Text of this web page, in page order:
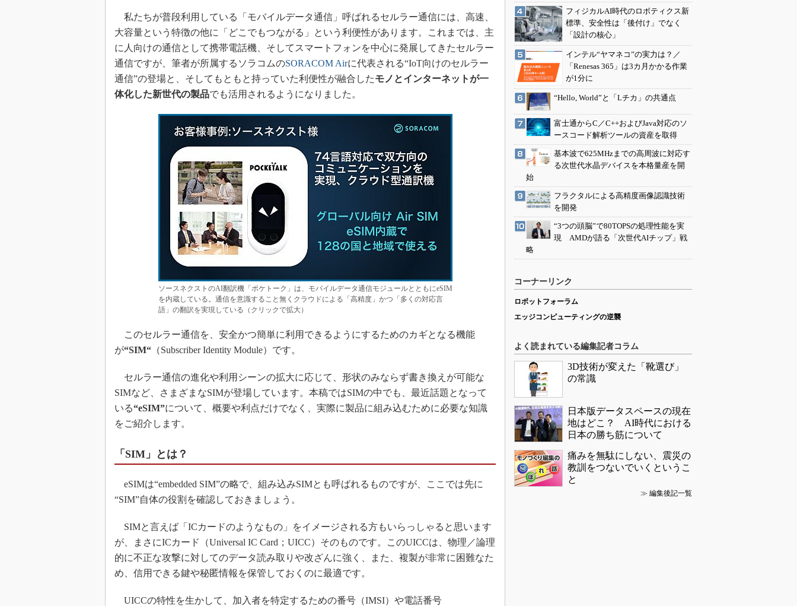
S＆OP
インダストリー4.0
イノベーション
製造業ビッグデータ
メイドインジャパン
植物工場
知財マネジメント
海外生産
グローバル設計・開発
私たちが普段利用している「モバイルデータ通信」呼ばれるセルラー通信には、高速、
大容量という特徴の他に「どこでもつながる」という利便性があります。これまでは、主
に人向けの通信として携帯電話機、そしてスマートフォンを中心に発展してきたセルラー
通信ですが、筆者が所属するソラコムのSORACOM Airに代表される“IoT向けのセルラー
通信”の登場と、そしてもともと持っていた利便性が融合したモノとインターネットが一
体化した新世代の製品でも活用されるようになりました。
ソースネクストのAI翻訳機「ポケトーク」は、モバイルデータ通信モジュールとともにeSIM
を内蔵している。通信を意識すること無くクラウドによる「高精度」かつ「多くの対応言
語」の翻訳を実現している（クリックで拡大）
このセルラー通信を、安全かつ簡単に利用できるようにするためのカギとなる機能
が“SIM“ （Subscriber Identity Module）です。
セルラー通信の進化や利用シーンの拡大に応じて、形状のみならず書き換えが可能な
SIMなど、さまざまなSIMが登場しています。本稿ではSIMの中でも、最近話題となって
いる“eSIM”について、概要や利点だけでなく、実際に製品に組み込むために必要な知識
をご紹介します。
「SIM」とは？
eSIMは“embedded SIM”の略で、組み込みSIMとも呼ばれるものですが、ここでは先に
“SIM”自体の役割を確認しておきましょう。
SIMと言えば「ICカードのようなもの」をイメージされる方もいらっしゃると思います
が、まさにICカード（Universal IC Card；UICC）そのものです。このUICCは、物理／論理
的に不正な攻撃に対してのデータ読み取りや改ざんに強く、また、複製が非常に困難なた
め、信用できる鍵や秘匿情報を保管しておくのに最適です。
UICCの特性を生かして、加入者を特定するための番号（IMSI）や電話番号
フィジカルAI時代のロボティクス新
標準、安全性は「後付け」でなく
「設計の核心」
インテル“ヤマネコ”の実力は？／
「Renesas 365」は3カ月かかる作業
が1分に
“Hello, World”と「Lチカ」の共通点
富士通からC／C++およびJava対応のソ
ースコード解析ツールの資産を取得
基本波で625MHzまでの高周波に対応す
る次世代水晶デバイスを本格量産を開
始
フラクタルによる高精度画像認識技術
を開発
“3つの頭脳”で80TOPSの処理性能を実
現 AMDが語る「次世代AIチップ」戦
略
コーナーリンク
ロボットフォーラム
エッジコンピューティングの逆襲
よく読まれている編集記者コラム
3D技術が変えた「靴選び」
の常識
日本版データスペースの現在
地はどこ？ AI時代における
日本の勝ち筋について
痛みを無駄にしない、震災の
教訓をつないでいくというこ
と
≫ 編集後記一覧